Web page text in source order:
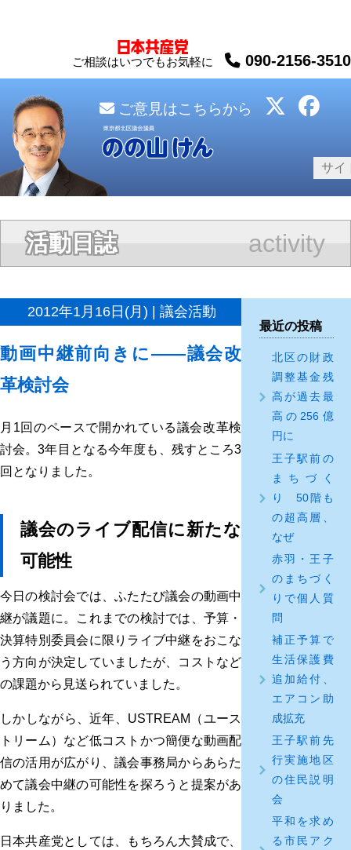
ご相談はいつでもお気軽に 090-2156-3510
ご意見はこちらから
活動日誌 activity
2012年1月16日(月) | 議会活動
動画中継前向きに――議会改
革検討会
月1回のペースで開かれている議会改革検
討会。3年目となる今年度も、残すところ3
回となりました。
議会のライブ配信に新たな
可能性
今日の検討会では、ふたたび議会の動画中
継が議題に。これまでの検討では、予算・
決算特別委員会に限りライブ中継をおこな
う方向が決定していましたが、コストなど
の課題から見送られていました。
しかしながら、近年、USTREAM（ユース
トリーム）など低コストかつ簡便な動画配
信の活用が広がり、議会事務局からあらた
めて議会中継の可能性を探ろうと提案があ
りました。
日本共産党としては、もちろん大賛成で、
最近の投稿
北区の財政
調整基金残
高が過去最
高の256億
円に
王子駅前の
まちづく
り 50階も
の超高層、
なぜ
赤羽・王子
のまちづく
りで個人質
問
補正予算で
生活保護費
追加給付、
エアコン助
成拡充
王子駅前先
行実施地区
の住民説明
会
平和を求め
る市民アク